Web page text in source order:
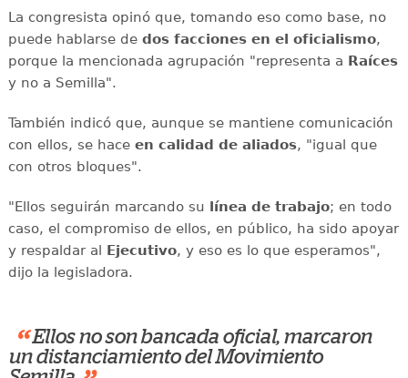
La congresista opinó que, tomando eso como base, no
puede hablarse de dos facciones en el oficialismo,
porque la mencionada agrupación "representa a Raíces
y no a Semilla".
También indicó que, aunque se mantiene comunicación
con ellos, se hace en calidad de aliados, "igual que
con otros bloques".
"Ellos seguirán marcando su línea de trabajo; en todo
caso, el compromiso de ellos, en público, ha sido apoyar
y respaldar al
Ejecutivo, y eso es lo que esperamos",
dijo la legisladora.
“ Ellos no son bancada oficial, marcaron
un distanciamiento del Movimiento